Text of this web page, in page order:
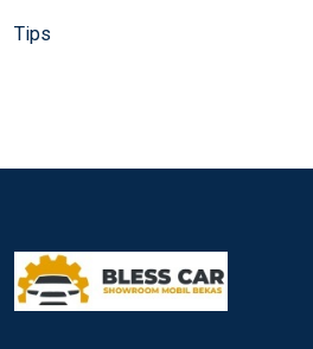
Tips